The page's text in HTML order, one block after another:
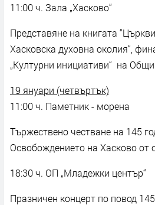
11:00 ч. Зала „Хасково“
Представяне на книгата
Хасковска духовна околия“,
„Културни инициативи“ на
19 януари (четвъртък)
11:00 ч. Паметник - морена
Тържествено честване на 145
Освобождението на Хасково от
18:30 ч. ОП „Младежки център“
Празничен концерт по повод